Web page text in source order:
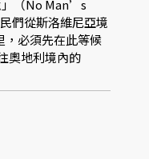
」（No Man’s
們從斯洛維尼亞境
必須先在此等候
奧地利境內的